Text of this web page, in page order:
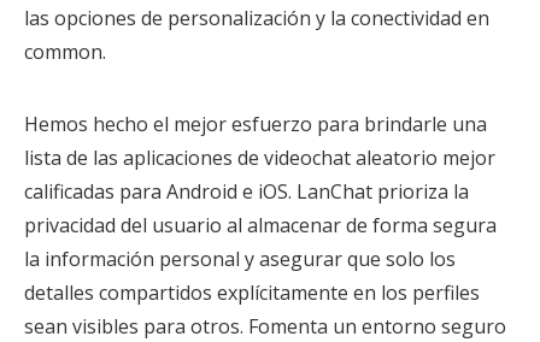
las opciones de personalización y la conectividad en
common.
Hemos hecho el mejor esfuerzo para brindarle una
lista de las aplicaciones de videochat aleatorio mejor
calificadas para Android e iOS. LanChat prioriza la
privacidad del usuario al almacenar de forma segura
la información personal y asegurar que solo los
detalles compartidos explícitamente en los perfiles
sean visibles para otros. Fomenta un entorno seguro